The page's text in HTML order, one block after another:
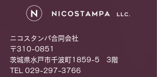
ニコスタンパ合同会社
〒310-0851
茨城県水戸市千波町1859-5 3階
TEL 029-297-3766